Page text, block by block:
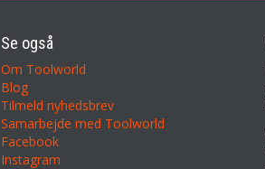
Se også
Om Toolworld
Blog
Tilmeld nyhedsbrev
Samarbejde med Toolworld
Facebook
Instagram